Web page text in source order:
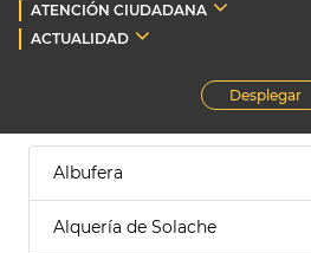
ATENCIÓN CIUDADANA
ACTUALIDAD
Desplegar
Albufera
Alquería de Solache